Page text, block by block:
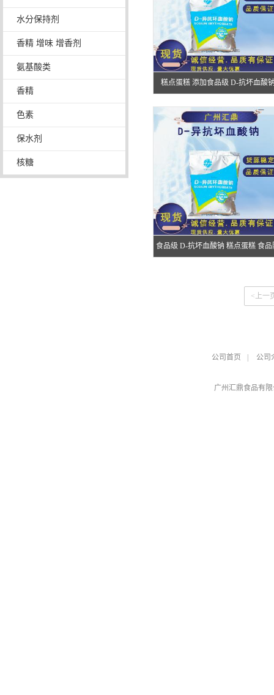
水分保持剂
香精 增味 增香剂
氨基酸类
香精
色素
保水剂
核糖
糕点蛋糕 添加食品级 D-抗坏血酸
食品级 D-抗坏血酸钠 糕点蛋糕 食品
<上一
公司首页 公司
广州汇鼎食品有